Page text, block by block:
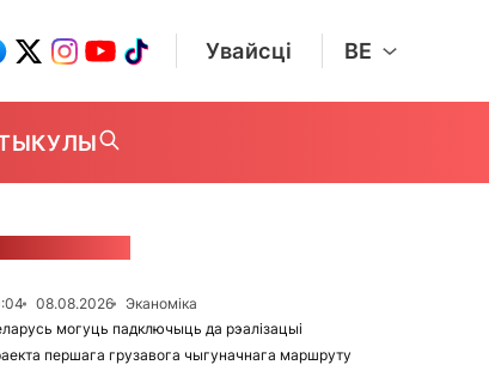
Увайсці BE
08.08.2026
Эканоміка
могуць падключыць да рэалізацыі
першага грузавога чыгуначнага маршруту